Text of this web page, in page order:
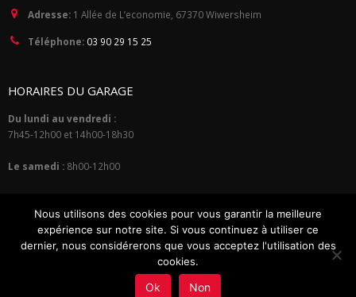
Adresse: 1 Allée de L’economie, 67370 Wiwersheim
Téléphone: 03 90 29 15 25
HORAIRES DU GARAGE
Du lundi au vendredi :
7h45-12h00 et 14h00-18h30
Le samedi : 8h00-12h00
© Copyright 2015. Tous droits réservés.Mentions Légales
Nous utilisons des cookies pour vous garantir la meilleure
expérience sur notre site. Si vous continuez à utiliser ce
dernier, nous considérerons que vous acceptez l'utilisation des
cookies.
Ok Non